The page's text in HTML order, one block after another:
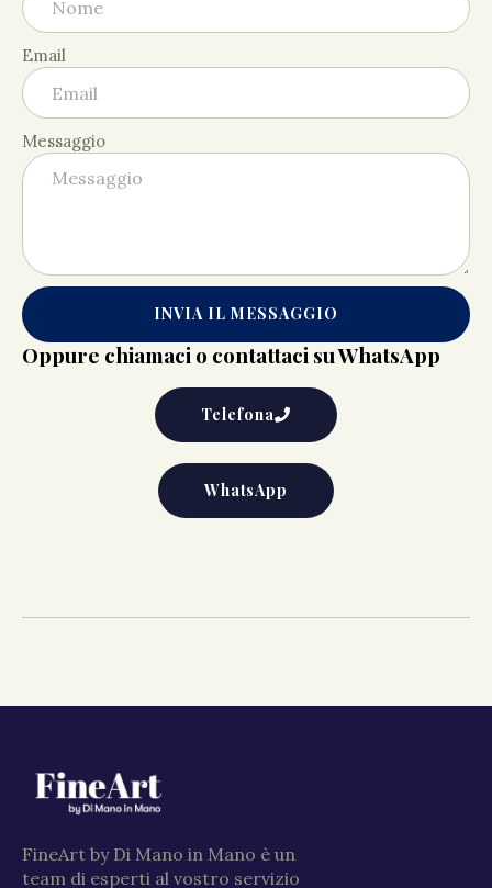
Email
Messaggio
INVIA IL MESSAGGIO
Oppure chiamaci o contattaci su WhatsApp
Telefona
WhatsApp
FineArt by Di Mano in Mano è un
team di esperti al vostro servizio